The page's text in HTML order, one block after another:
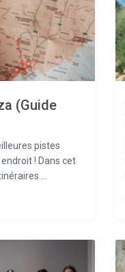
(Guide
pistes
! Dans cet
...